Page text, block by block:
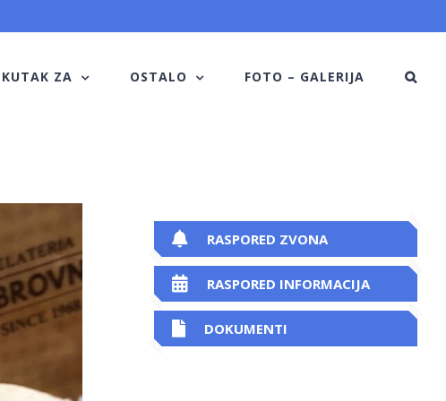
KUTAK ZA OSTALO FOTO – GALERIJA
RASPORED ZVONA
RASPORED INFORMACIJA
DOKUMENTI